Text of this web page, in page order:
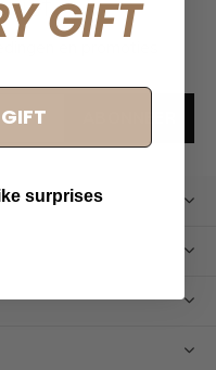
GIFT
surprises